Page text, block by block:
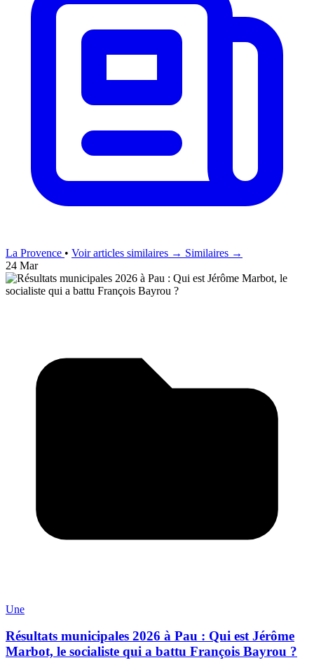
La Provence • Voir articles similaires → Similaires →
24 Mar
Une
Résultats municipales 2026 à Pau : Qui est Jérôme
Marbot, le socialiste qui a battu François Bayrou ?